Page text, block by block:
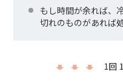
もし時間が余れば、
切れのものがあれば